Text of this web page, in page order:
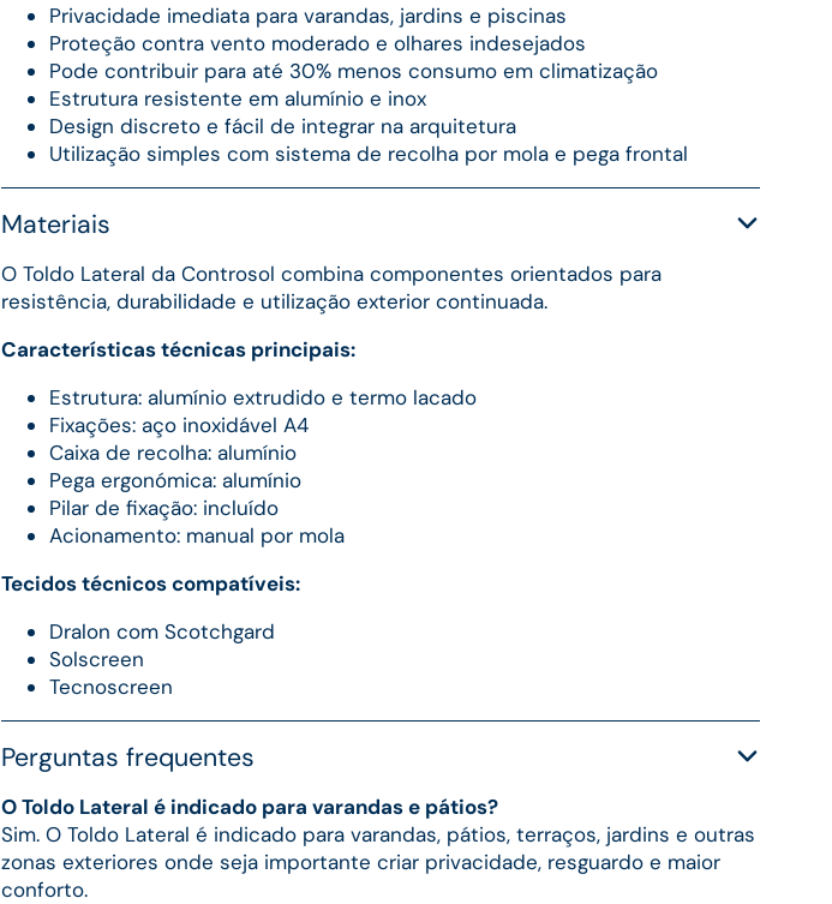
Privacidade imediata para varandas, jardins e piscinas
Proteção contra vento moderado e olhares indesejados
Pode contribuir para até 30% menos consumo em climatização
Estrutura resistente em alumínio e inox
Design discreto e fácil de integrar na arquitetura
Utilização simples com sistema de recolha por mola e pega frontal
Materiais
O Toldo Lateral da Controsol combina componentes orientados para
resistência, durabilidade e utilização exterior continuada.
Características técnicas principais:
Estrutura: alumínio extrudido e termo lacado
Fixações: aço inoxidável A4
Caixa de recolha: alumínio
Pega ergonómica: alumínio
Pilar de fixação: incluído
Acionamento: manual por mola
Tecidos técnicos compatíveis:
Dralon com Scotchgard
Solscreen
Tecnoscreen
Perguntas frequentes
O Toldo Lateral é indicado para varandas e pátios?
Sim. O Toldo Lateral é indicado para varandas, pátios, terraços, jardins e outras
zonas exteriores onde seja importante criar privacidade, resguardo e maior
conforto.